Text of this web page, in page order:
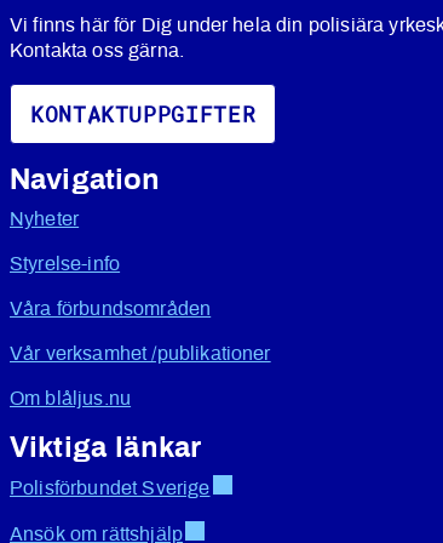
Vi finns här för Dig under hela din polisiära
Kontakta oss gärna.
KONTAKTUPPGIFTER
Navigation
Nyheter
Styrelse-info
Våra förbundsområden
Vår verksamhet /publikationer
Om blåljus.nu
Viktiga länkar
Polisförbundet Sverige
Ansök om rättshjälp